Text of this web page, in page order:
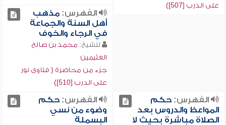
على الدرب [507])
الفهرس:مذهب
أهل السنة والجماعة
في الرجاء والخوف
للشيخ: محمد بن صالح
العثيمين
جزء من محاضرة ( فتاوى نور
على الدرب [510])
الفهرس:حكم
المواعظ والدروس بعد
الصلاة مباشرة بحيث لا
الفهرس:حكم
وضوء من نسي
البسملة